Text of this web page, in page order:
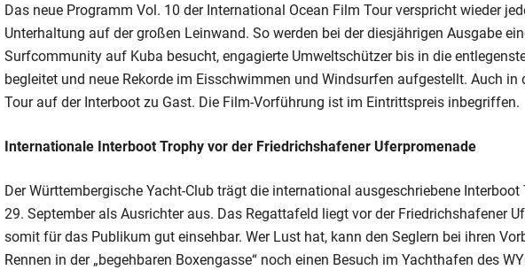
Das neue Programm Vol. 10 der International Ocean Film Tour verspricht wieder
Unterhaltung auf der großen Leinwand. So werden bei der diesjährigen Ausgabe
Surfcommunity auf Kuba besucht, engagierte Umweltschützer bis in die
begleitet und neue Rekorde im Eisschwimmen und Windsurfen aufgestellt. Auch in
Tour auf der Interboot zu Gast. Die Film-Vorführung ist im Eintrittspreis inbegriffen.
Internationale Interboot Trophy vor der Friedrichshafener Uferpromenade
Der Württembergische Yacht-Club trägt die international ausgeschriebene
29. September als Ausrichter aus. Das Regattafeld liegt vor der Friedrichshafener
somit für das Publikum gut einsehbar. Wer Lust hat, kann den Seglern bei ihren
Rennen in der „begehbaren Boxengasse“ noch einen Besuch im Yachthafen des